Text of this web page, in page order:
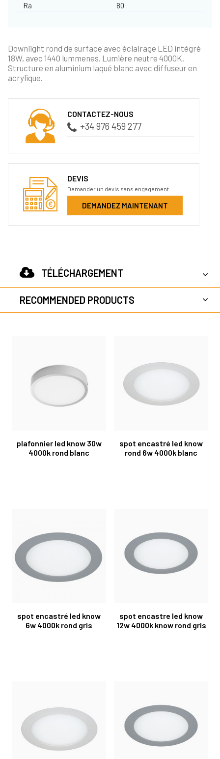
Ra
80
Downlight rond de surface avec éclairage LED intégré
18W, avec 1440 lummenes. Lumière neutre 4000K.
Structure en aluminium laqué blanc avec diffuseur en
acrylique.
CONTACTEZ-NOUS
+34 976 459 277
DEVIS
Demander un devis sans engagement
DEMANDEZ MAINTENANT
TÉLÉCHARGEMENT
RECOMMENDED PRODUCTS
plafonnier led know 30w
4000k rond blanc
spot encastré led know
rond 6w 4000k blanc
spot encastré led know
6w 4000k rond gris
spot encastre led know
12w 4000k know rond gris